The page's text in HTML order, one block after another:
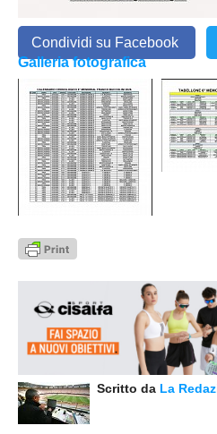
Condividi su Facebook
Galleria fotografica
Scritto da La